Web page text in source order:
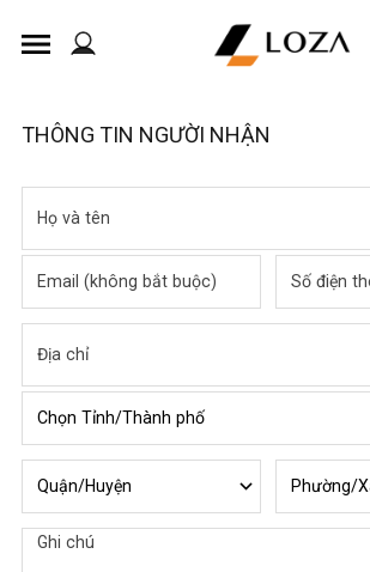
THÔNG TIN NGƯỜI NHẬN